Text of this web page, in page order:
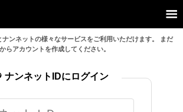
ンネットの様々なサービスをご利用いただけます。 まだ
からアカウントを作成してください。
ナンネットIDにログイン